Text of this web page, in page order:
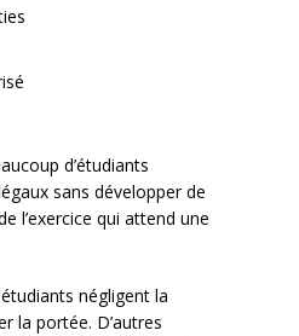
d’étudiants
sans développer de
l’exercice qui attend une
négligent la
la portée. D’autres